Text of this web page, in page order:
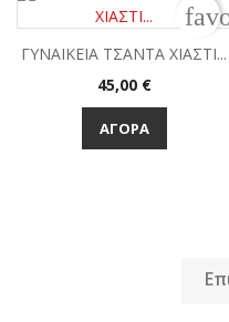
ΓΥΝΑΙΚΕΙΑ ΤΣΑΝΤΑ ΧΙΑΣΤΙ...
Τιμή
45,00 €
ΑΓΟΡΆ